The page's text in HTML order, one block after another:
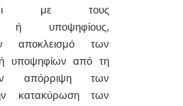
με τους
ή υποψηφίους,
αποκλεισμό των
υποψηφίων από τη
απόρριψη των
κατακύρωση των